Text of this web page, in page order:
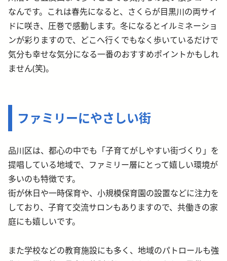
なんです。これは春先になると、さくらが目黒川の両サイ
ドに咲き、圧巻で感動します。冬になるとイルミネーショ
ンが彩りますので、どこへ行くでもなく歩いているだけで
気分も幸せな気分になる一番のおすすめポイントかもしれ
ません(笑)。
ファミリーにやさしい街
品川区は、都心の中でも「子育てがしやすい街づくり」を
提唱している地域で、ファミリー層にとって嬉しい環境が
多いのも特徴です。
街が休日や一時保育や、小規模保育園の設置などに注力を
しており、子育て交流サロンもありますので、共働きの家
庭にも嬉しいです。
また学校などの教育施設にも多く、地域のパトロールも強